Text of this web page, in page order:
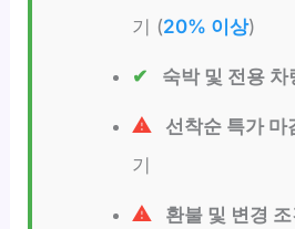
기 (20% 이상)
숙박 및 전용 차
선착순 특가 마
기
환불 및 변경 조